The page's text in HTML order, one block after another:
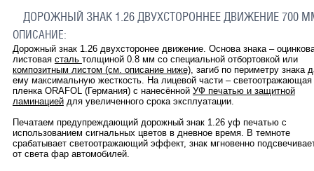
ДОРОЖНЫЙ ЗНАК 1.26 ДВУХСТОРОННЕЕ ДВИЖЕНИЕ 700
ОПИСАНИЕ:
Дорожный знак 1.26 двухсторонее движение. Основа знака –
листовая сталь толщиной 0.8 мм со специальной отбортовкой или
композитным листом (см. описание ниже), загиб по периметру знака
ему максимальную жесткость. На лицевой части – светоотражающая
пленка ORAFOL (Германия) с нанесённой УФ печатью и защитной
ламинациейдля увеличенного срока эксплуатации.
Печатаем предупреждающий дорожный знак 1.26 уф печатью с
использованием сигнальных цветов в дневное время. В темноте
срабатывает светоотражающий эффект, знак мгновенно
от света фар автомобилей.